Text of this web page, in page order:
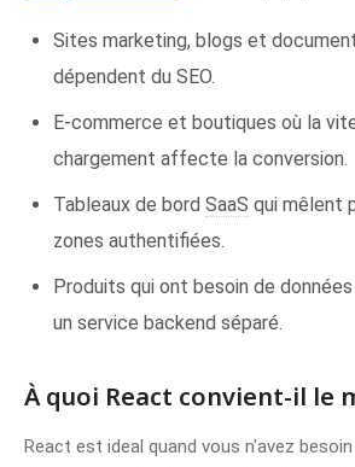
Sites marketing, blogs et
dépendent du SEO.
E-commerce et boutiques où la
chargement affecte la conversion.
Tableaux de bord SaaS qui mêlent
zones authentifiées.
Produits qui ont besoin de
un service backend séparé.
À quoi React convient-il le
React est ideal quand vous n'avez